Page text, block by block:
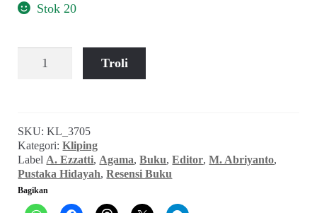
Stok 20
Damai
versi
Islam
(Editor,
Troli
SKU:KL_3705
Kategori:Kliping
Label A. Ezzatti, Agama,Buku,Editor,M. Abriyanto,
Pustaka Hidayah,Resensi Buku
Bagikan